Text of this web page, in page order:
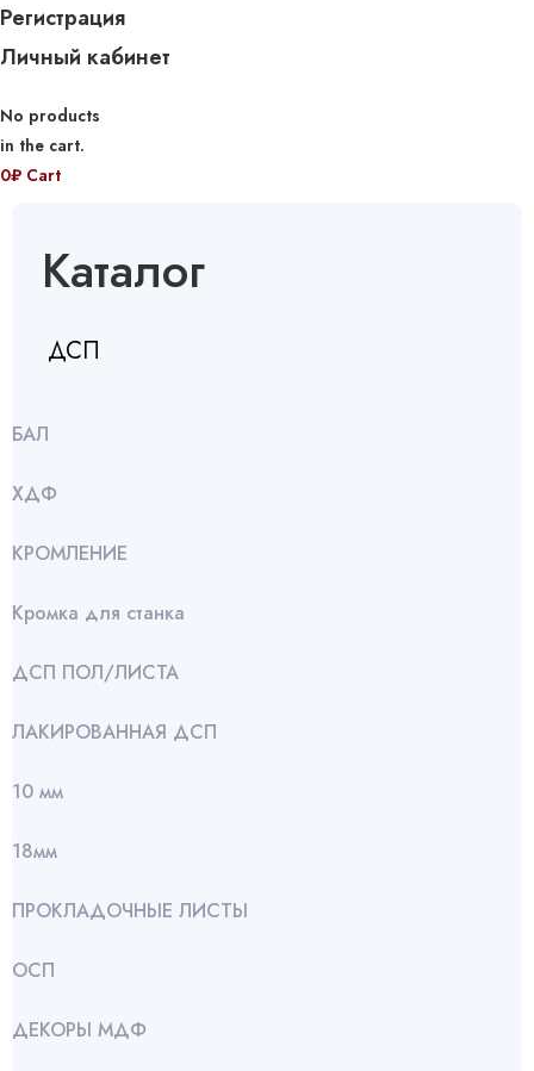
Регистрация
Личный кабинет
No products
in the cart.
0₽ Cart
Каталог
ДСП
БАЛ
ХДФ
КРОМЛЕНИЕ
Кромка для станка
ДСП ПОЛ/ЛИСТА
ЛАКИРОВАННАЯ ДСП
10 мм
18мм
ПРОКЛАДОЧНЫЕ ЛИСТЫ
ОСП
ДЕКОРЫ МДФ